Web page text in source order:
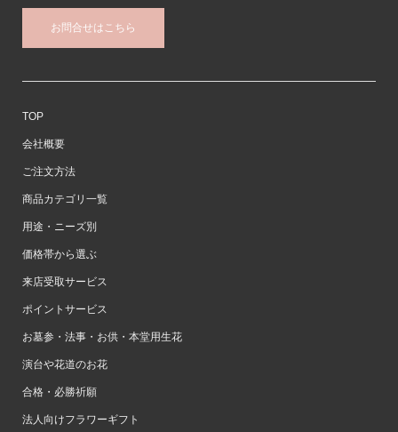
お問合せはこちら
TOP
会社概要
ご注文方法
商品カテゴリ一覧
用途・ニーズ別
価格帯から選ぶ
来店受取サービス
ポイントサービス
お墓参・法事・お供・本堂用生花
演台や花道のお花
合格・必勝祈願
法人向けフラワーギフト